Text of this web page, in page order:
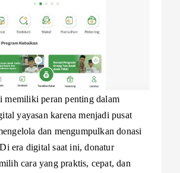
memiliki peran penting dalam
yayasan karena menjadi pusat
dan mengumpulkan donasi
era digital saat ini, donatur
cara yang praktis, cepat, dan